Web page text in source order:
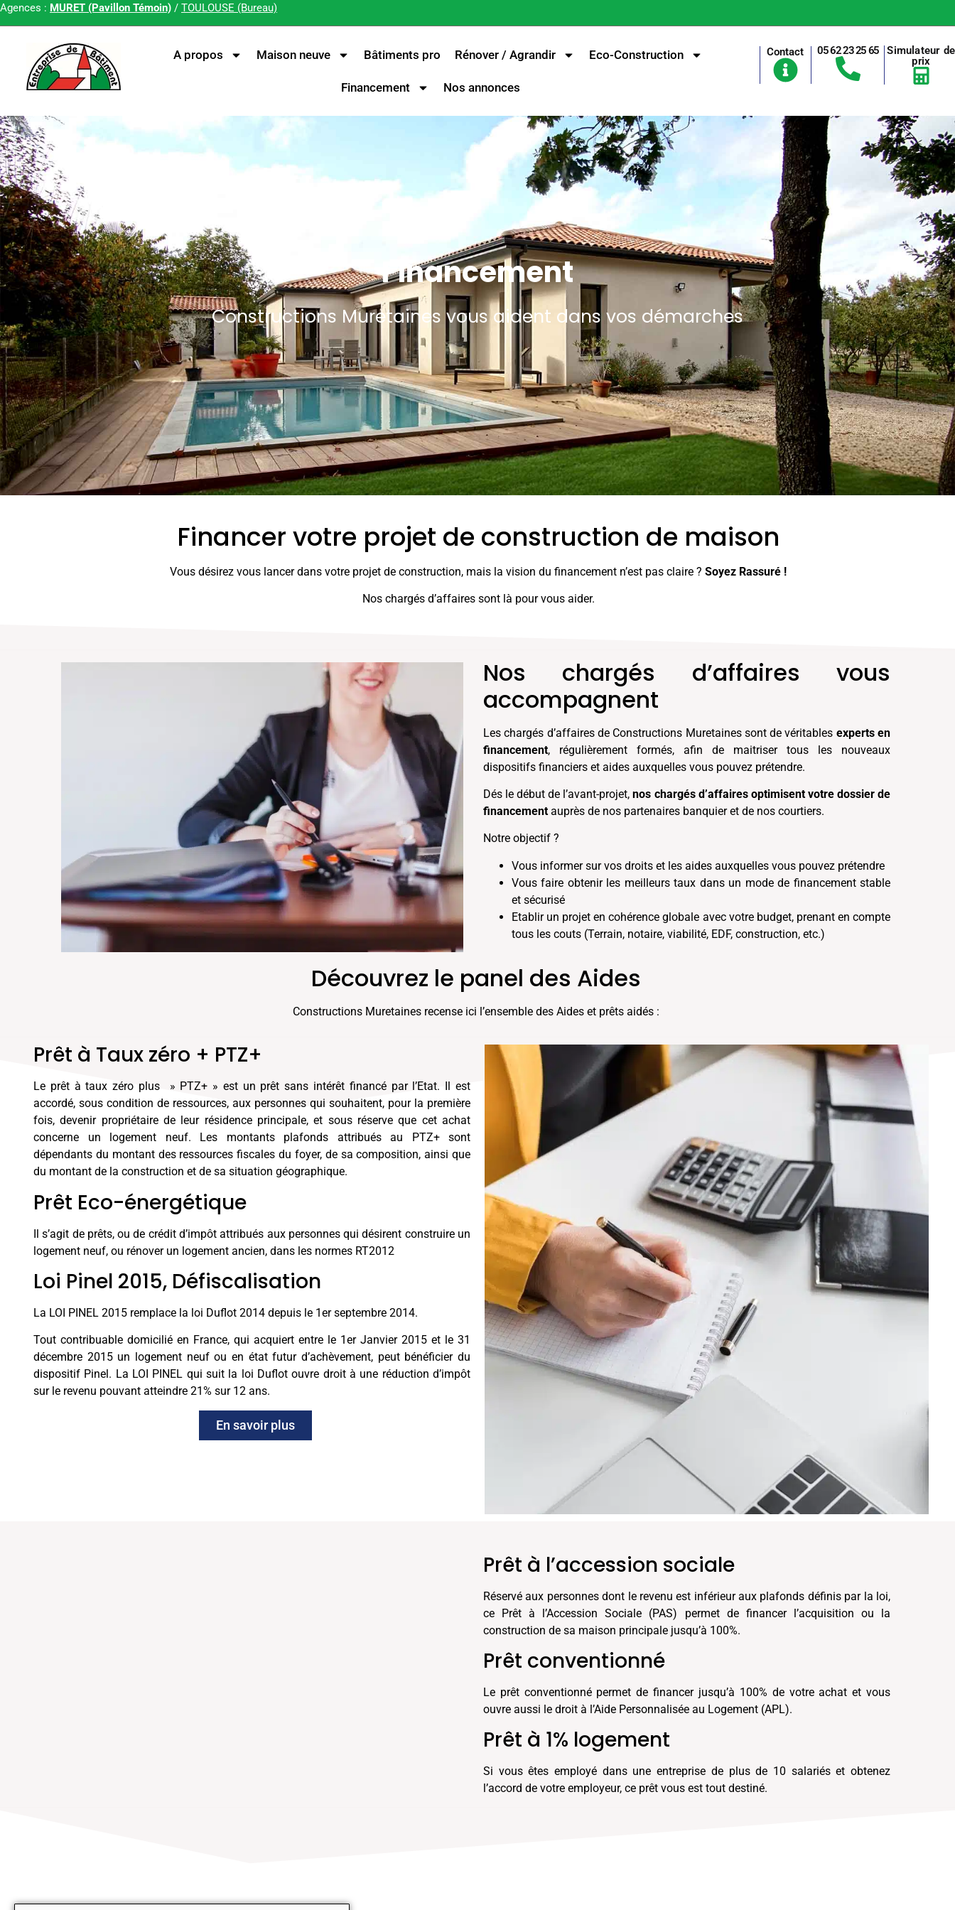
Agences : MURET (Pavillon Témoin) / TOULOUSE (Bureau)
A propos Maison neuve Bâtiments pro Rénover / Agrandir Eco-Construction
Financement Nos annonces
Contact 05 62 23 25 65
Simulateur de
prix
Financement
Constructions Muretaines vous aident dans vos démarches
Financer votre projet de construction de maison
Vous désirez vous lancer dans votre projet de construction, mais la vision du financement n’est pas claire ?Soyez Rassuré !
Nos chargés d’affaires sont là pour vous aider.
Nos chargés d’affaires vous
accompagnent
Les chargés d’affaires de Constructions Muretaines sont de véritables experts en
financement, régulièrement formés, afin de maitriser tous les nouveaux
dispositifs financiers et aides auxquelles vous pouvez prétendre.
Dés le début de l’avant-projet,nos chargés d’affaires optimisent votre dossier de
financement auprès de nos partenaires banquier et de nos courtiers.
Notre objectif ?
Vous informer sur vos droits et les aides auxquelles vous pouvez prétendre
Vous faire obtenir les meilleurs taux dans un mode de financement stable
et sécurisé
Etablir un projet en cohérence globale avec votre budget, prenant en compte
tous les couts (Terrain, notaire, viabilité, EDF, construction, etc.)
Découvrez le panel des Aides
Constructions Muretaines recense ici l’ensemble des Aides et prêts aidés :
Prêt à Taux zéro + PTZ+
Le prêt à taux zéro plus » PTZ+ » est un prêt sans intérêt financé par l’Etat. Il est
accordé, sous condition de ressources, aux personnes qui souhaitent, pour la première
fois, devenir propriétaire de leur résidence principale, et sous réserve que cet achat
concerne un logement neuf. Les montants plafonds attribués au PTZ+ sont
dépendants du montant des ressources fiscales du foyer, de sa composition, ainsi que
du montant de la construction et de sa situation géographique.
Prêt Eco-énergétique
Il s’agit de prêts, ou de crédit d’impôt attribués aux personnes qui désirent construire un
logement neuf, ou rénover un logement ancien, dans les normes RT2012
Loi Pinel 2015, Défiscalisation
La LOI PINEL 2015 remplace la loi Duflot 2014 depuis le 1er septembre 2014.
Tout contribuable domicilié en France, qui acquiert entre le 1er Janvier 2015 et le 31
décembre 2015 un logement neuf ou en état futur d’achèvement, peut bénéficier du
dispositif Pinel. La LOI PINEL qui suit la loi Duflot ouvre droit à une réduction d’impôt
sur le revenu pouvant atteindre 21% sur 12 ans.
En savoir plus
Prêt à l’accession sociale
Réservé aux personnes dont le revenu est inférieur aux plafonds définis par la loi,
ce Prêt à l’Accession Sociale (PAS) permet de financer l’acquisition ou la
construction de sa maison principale jusqu’à 100%.
Prêt conventionné
Le prêt conventionné permet de financer jusqu’à 100% de votre achat et vous
ouvre aussi le droit à l’Aide Personnalisée au Logement (APL).
Prêt à 1% logement
Si vous êtes employé dans une entreprise de plus de 10 salariés et obtenez
l’accord de votre employeur, ce prêt vous est tout destiné.